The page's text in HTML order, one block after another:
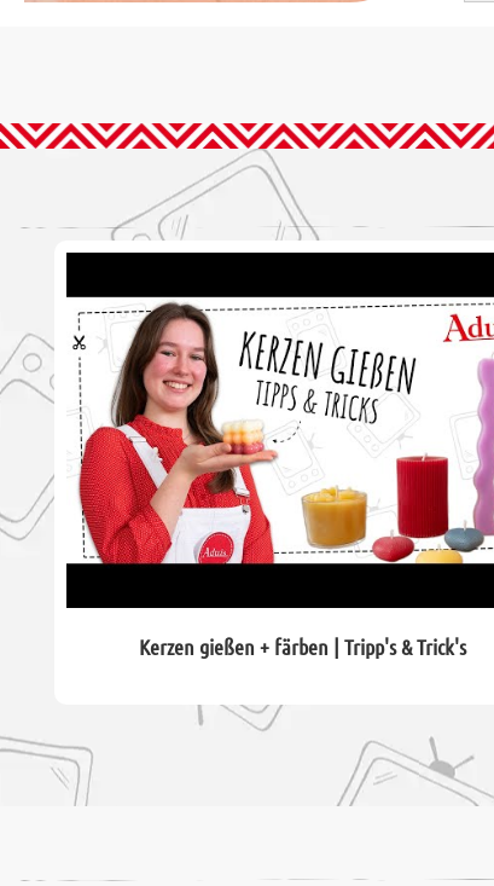
Kerzen gießen + färben | Tripp's & Trick's